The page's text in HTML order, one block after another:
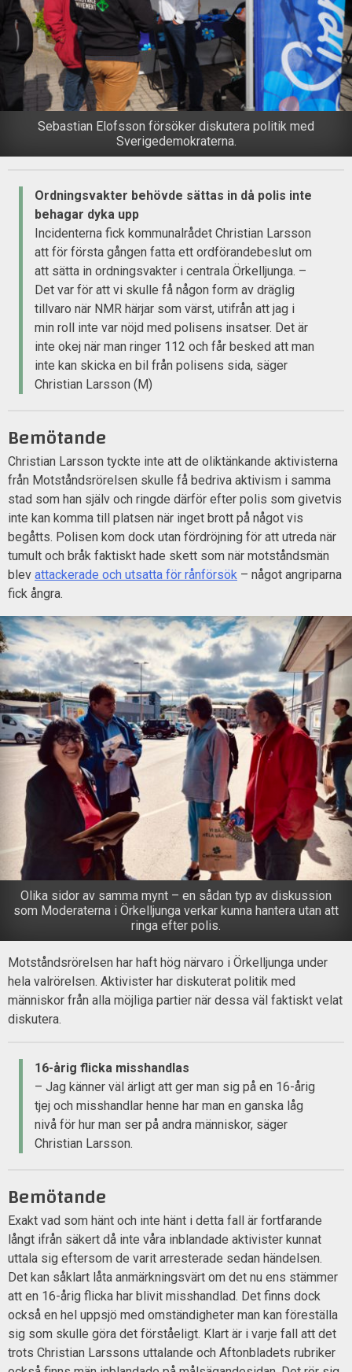
Sebastian Elofsson försöker diskutera politik med
Sverigedemokraterna.
Ordningsvakter behövde sättas in då polis inte
behagar dyka upp
Incidenterna fick kommunalrådet Christian Larsson
att för första gången fatta ett ordförandebeslut om
att sätta in ordningsvakter i centrala Örkelljunga. –
Det var för att vi skulle få någon form av dräglig
tillvaro när NMR härjar som värst, utifrån att jag i
min roll inte var nöjd med polisens insatser. Det är
inte okej när man ringer 112 och får besked att man
inte kan skicka en bil från polisens sida, säger
Christian Larsson (M)
Bemötande
Christian Larsson tyckte inte att de oliktänkande aktivisterna
från Motståndsrörelsen skulle få bedriva aktivism i samma
stad som han själv och ringde därför efter polis som givetvis
inte kan komma till platsen när inget brott på något vis
begåtts. Polisen kom dock utan fördröjning för att utreda när
tumult och bråk faktiskt hade skett som när motståndsmän
blev attackerade och utsatta för rånförsök – något angriparna
fick ångra.
Olika sidor av samma mynt – en sådan typ av diskussion
som Moderaterna i Örkelljunga verkar kunna hantera utan att
ringa efter polis.
Motståndsrörelsen har haft hög närvaro i Örkelljunga under
hela valrörelsen. Aktivister har diskuterat politik med
människor från alla möjliga partier när dessa väl faktiskt velat
diskutera.
16-årig flicka misshandlas
– Jag känner väl ärligt att ger man sig på en 16-årig
tjej och misshandlar henne har man en ganska låg
nivå för hur man ser på andra människor, säger
Christian Larsson.
Bemötande
Exakt vad som hänt och inte hänt i detta fall är fortfarande
långt ifrån säkert då inte våra inblandade aktivister kunnat
uttala sig eftersom de varit arresterade sedan händelsen.
Det kan såklart låta anmärkningsvärt om det nu ens stämmer
att en 16-årig flicka har blivit misshandlad. Det finns dock
också en hel uppsjö med omständigheter man kan föreställa
sig som skulle göra det förståeligt. Klart är i varje fall att det
trots Christian Larssons uttalande och Aftonbladets rubriker